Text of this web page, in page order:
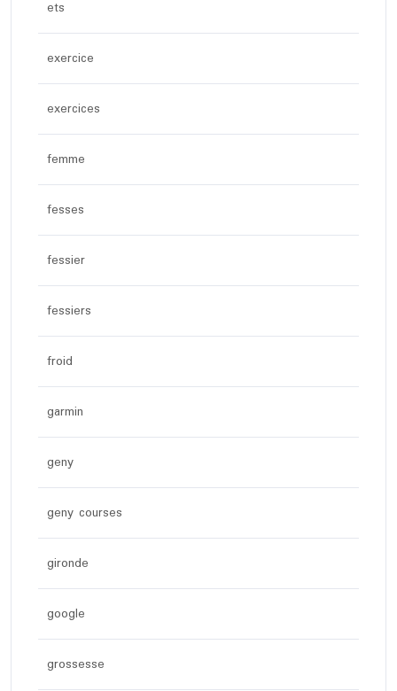
ets
exercice
exercices
femme
fesses
fessier
fessiers
froid
garmin
geny
geny courses
gironde
google
grossesse